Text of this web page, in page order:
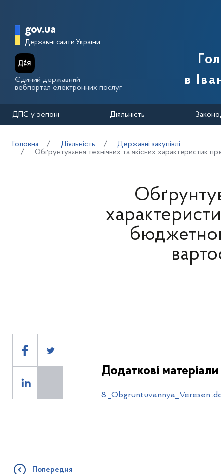
Головна сторінка Державної
gov.ua
Державні сайти України
Єдиний державний
вебпортал електронних послуг
в
ДПС у регіоні Діяльність
Головна Діяльність
Державні закупівлі
Обґрунтування технічних та якісних характеристик
Додаткові матеріали
Попередня